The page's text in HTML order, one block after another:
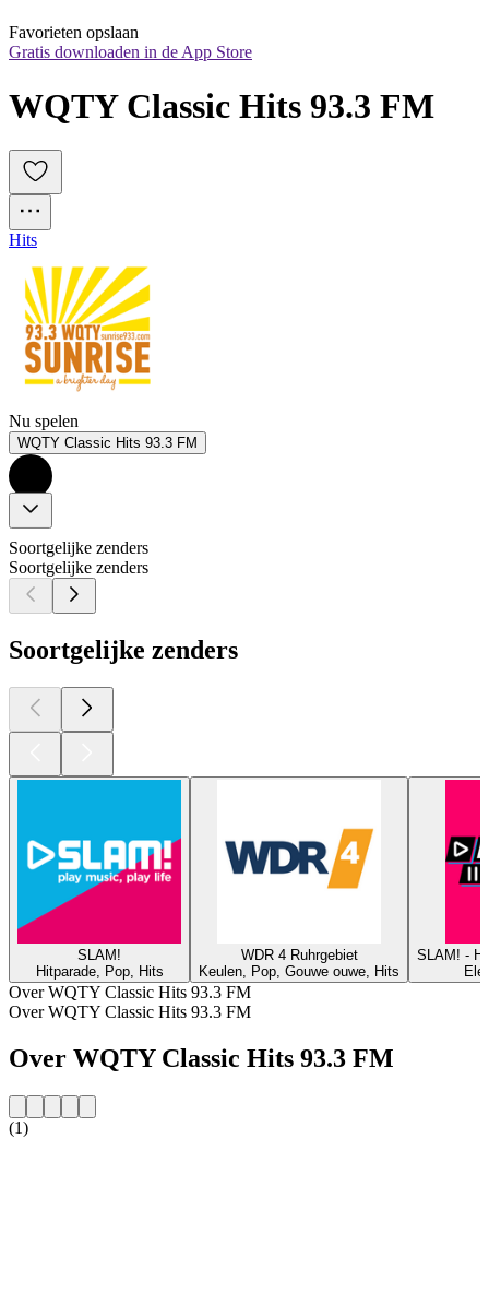
Favorieten opslaan
Gratis downloaden in de App Store
WQTY Classic Hits 93.3 FM
Hits
Nu spelen
WQTY Classic Hits 93.3 FM
Soortgelijke zenders
Soortgelijke zenders
Soortgelijke zenders
SLAM!
Hitparade, Pop, Hits
WDR 4 Ruhrgebiet
Keulen, Pop, Gouwe ouwe, Hits
SLAM! -
Over WQTY Classic Hits 93.3 FM
Over WQTY Classic Hits 93.3 FM
Over WQTY Classic Hits 93.3 FM
(1)